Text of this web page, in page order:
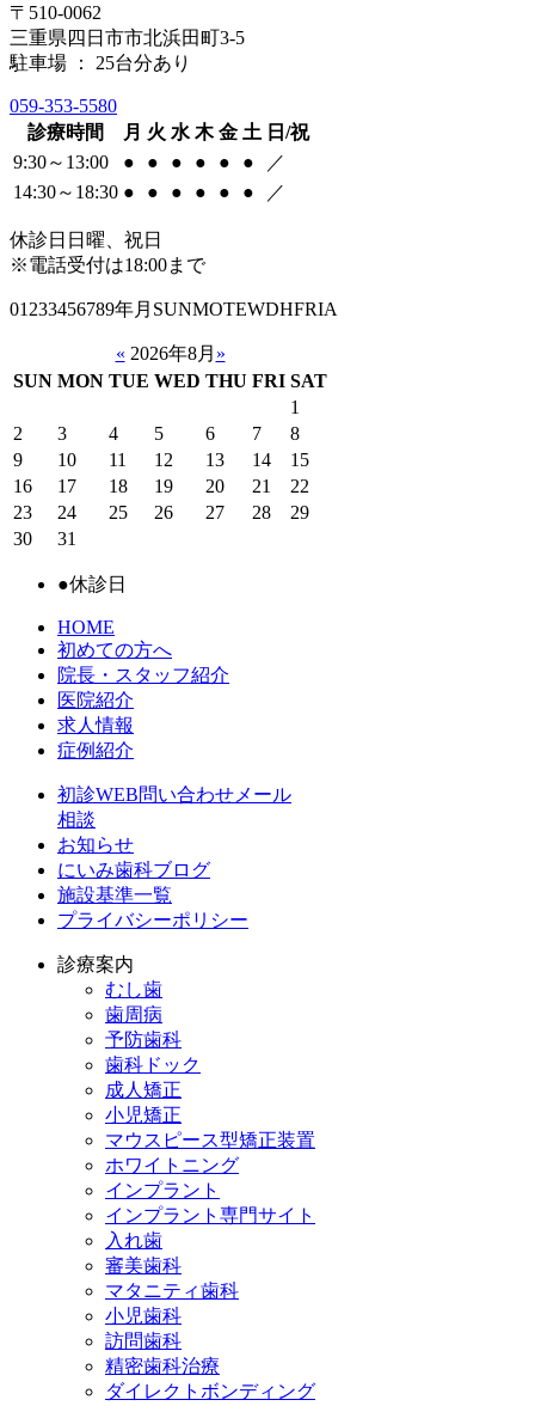
〒510-0062
三重県四日市市北浜田町3-5
駐車場 ： 25台分あり
059-353-5580
診療時間
月 火 水 木 金 土 日/祝
9:30～13:00
● ● ● ● ● ●
／
14:30～18:30 ● ● ● ● ● ● ／
休診日 日曜、祝日
※電話受付は18:00まで
01233456789年月SUNMOTEWDHFRIA
« 2026年8月 »
SUN MON TUE WED THU FRI SAT
1
2
3 4 5 6 7
8
9
10 11 12 13 14
15
16
17 18 19 20 21
22
23
24 25 26 27 28
29
30
31
●休診日
HOME
初めての方へ
院長・スタッフ紹介
医院紹介
求人情報
症例紹介
初診WEB問い合わせメール
相談
お知らせ
にいみ歯科ブログ
施設基準一覧
プライバシーポリシー
診療案内
むし歯
歯周病
予防歯科
歯科ドック
成人矯正
小児矯正
マウスピース型矯正装置
ホワイトニング
インプラント
インプラント専門サイト
入れ歯
審美歯科
マタニティ歯科
小児歯科
訪問歯科
精密歯科治療
ダイレクトボンディング